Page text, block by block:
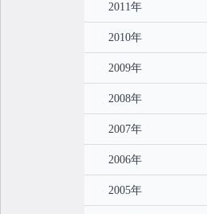
2011年
2010年
2009年
2008年
2007年
2006年
2005年